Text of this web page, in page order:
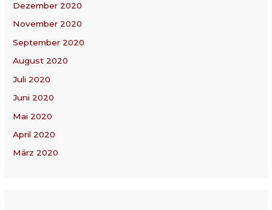
Dezember 2020
November 2020
September 2020
August 2020
Juli 2020
Juni 2020
Mai 2020
April 2020
März 2020